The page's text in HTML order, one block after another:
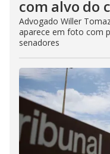
com alvo do
Advogado Willer
aparece em foto com
senadores